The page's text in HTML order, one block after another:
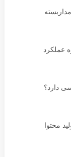
عملکرد
دارد؟
محتوا